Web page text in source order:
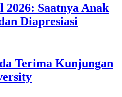
Saatnya Anak
Diapresiasi
Terima Kunjungan